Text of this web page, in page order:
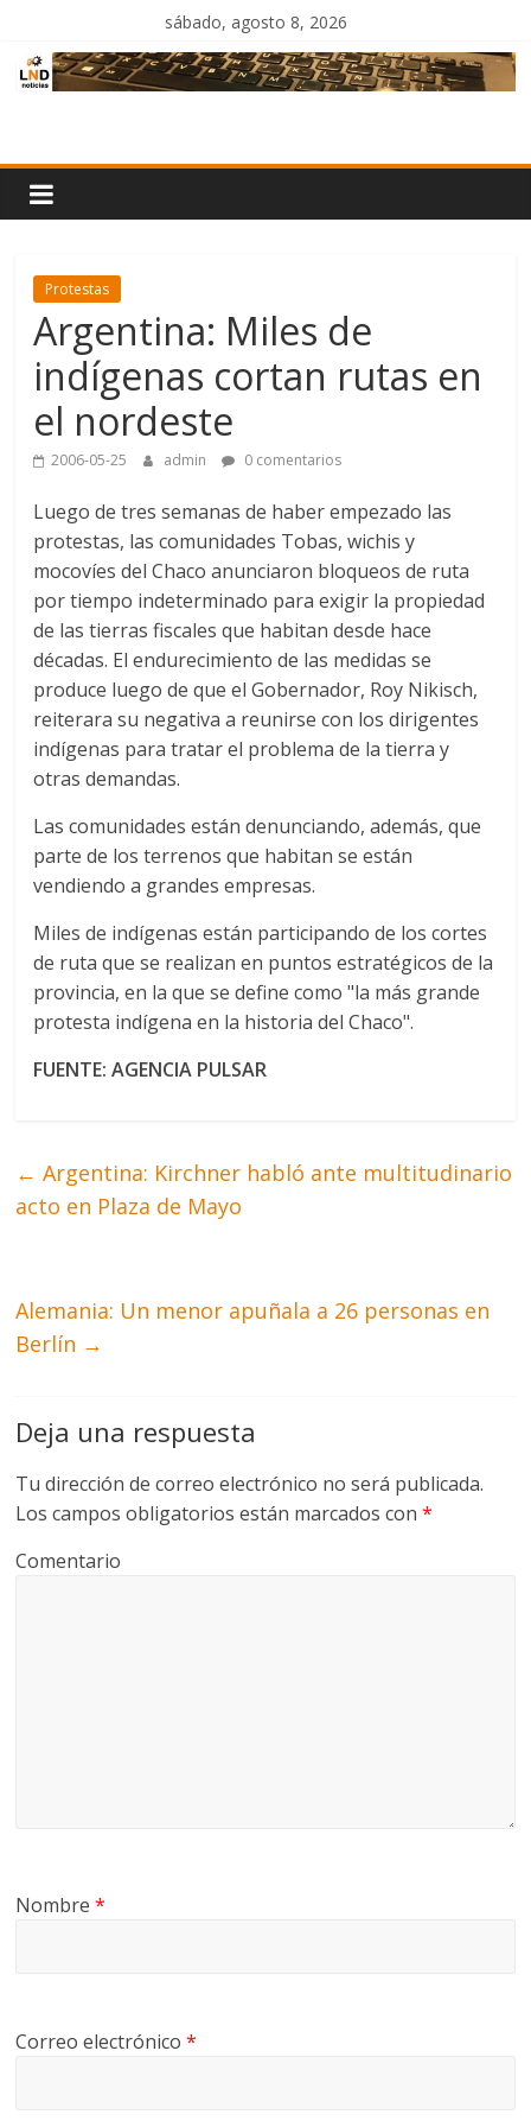
contenido
sábado, agosto 8, 2026
Noticias
Protestas
Argentina: Miles de
indígenas cortan rutas en
el nordeste
2006-05-25 admin 0 comentarios
Luego de tres semanas de haber empezado las
protestas, las comunidades Tobas, wichis y
mocovíes del Chaco anunciaron bloqueos de ruta
por tiempo indeterminado para exigir la propiedad
de las tierras fiscales que habitan desde hace
décadas. El endurecimiento de las medidas se
produce luego de que el Gobernador, Roy Nikisch,
reiterara su negativa a reunirse con los dirigentes
indígenas para tratar el problema de la tierra y
otras demandas.
Las comunidades están denunciando, además, que
parte de los terrenos que habitan se están
vendiendo a grandes empresas.
Miles de indígenas están participando de los cortes
de ruta que se realizan en puntos estratégicos de la
provincia, en la que se define como "la más grande
protesta indígena en la historia del Chaco".
FUENTE: AGENCIA PULSAR
← Argentina: Kirchner habló ante multitudinario
acto en Plaza de Mayo
Alemania: Un menor apuñala a 26 personas en
Berlín →
Deja una respuesta
Tu dirección de correo electrónico no será publicada.
Los campos obligatorios están marcados con*
Comentario
Nombre*
Correo electrónico*